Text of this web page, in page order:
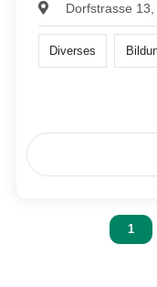
Dorfstrasse
Diverses
1